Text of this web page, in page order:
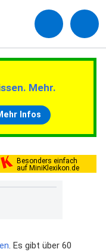
Mehr.
Infos
Besonders einfach
auf MiniKlexikon.de
. Es gibt über 60